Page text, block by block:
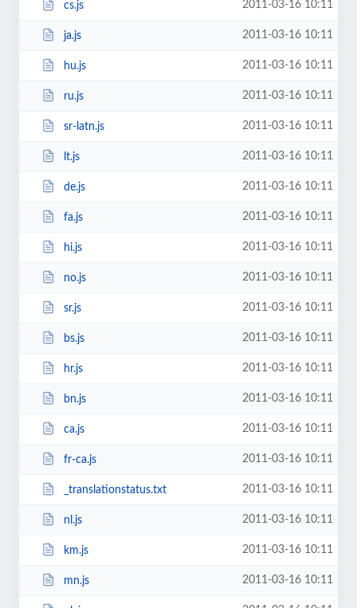
cs.js 2011-03-16 10:11
ja.js 2011-03-16 10:11
hu.js 2011-03-16 10:11
ru.js 2011-03-16 10:11
sr-latn.js 2011-03-16 10:11
lt.js 2011-03-16 10:11
de.js 2011-03-16 10:11
fa.js 2011-03-16 10:11
hi.js 2011-03-16 10:11
no.js 2011-03-16 10:11
sr.js 2011-03-16 10:11
bs.js 2011-03-16 10:11
hr.js 2011-03-16 10:11
bn.js 2011-03-16 10:11
ca.js 2011-03-16 10:11
fr-ca.js 2011-03-16 10:11
_translationstatus.txt 2011-03-16 10:11
nl.js 2011-03-16 10:11
km.js 2011-03-16 10:11
mn.js 2011-03-16 10:11